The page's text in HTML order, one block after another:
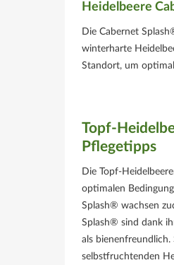
Heidelbeere
Die Cabernet
winterharte
Standort, um
Topf-
Pflegetipps
Die Topf-
optimalen
Splash® wachsen
Splash® sind dank
als
selbstfruchtenden